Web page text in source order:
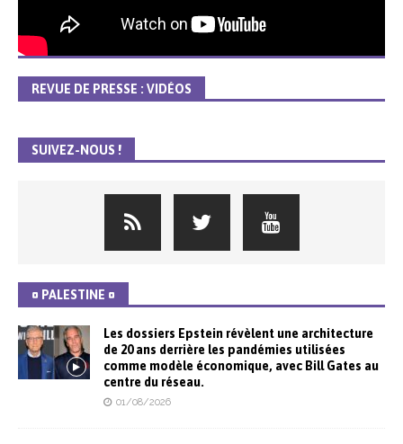
REVUE DE PRESSE : VIDÉOS
SUIVEZ-NOUS !
¤ PALESTINE ¤
Les dossiers Epstein révèlent une architecture
de 20 ans derrière les pandémies utilisées
comme modèle économique, avec Bill Gates au
centre du réseau.
01/08/2026